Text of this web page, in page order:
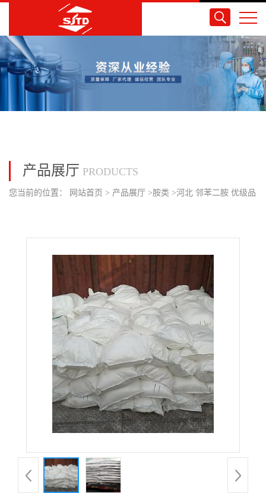
产品展厅 PRODUCTS
您当前的位置： 网站首页 > 产品展厅 >胺类 >河北 邻苯二胺 优级品